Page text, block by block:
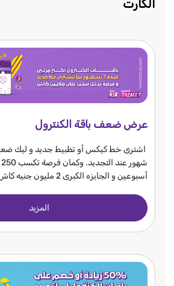
الكارت
عرض ضعف باقة الكنترول
أسبوعين و الجايزه الكبرى 2 مليون جنيه كاش.
المزيد